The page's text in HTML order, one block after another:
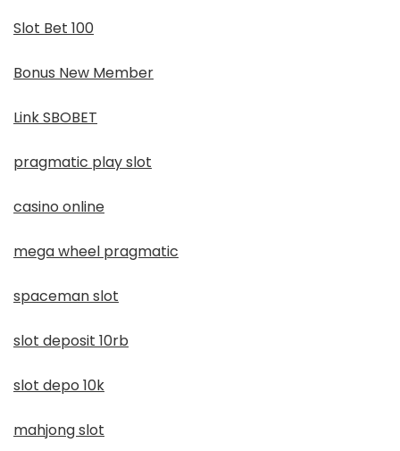
Slot Bet 100
Bonus New Member
Link SBOBET
pragmatic play slot
casino online
mega wheel pragmatic
spaceman slot
slot deposit 10rb
slot depo 10k
mahjong slot